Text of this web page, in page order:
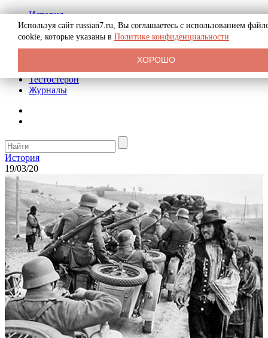
История
Биография
Криминал
Реклама на сайте
Тестостерон
Журналы
История
19/03/20
Используя сайт russian7.ru, Вы соглашаетесь с использованием
cookie, которые указаны в Политике конфиденциальности
ХОРОШО